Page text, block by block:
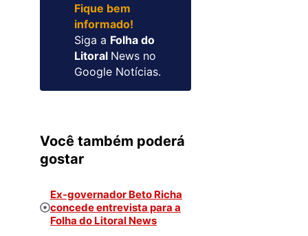
Fique bem
informado!
Siga a Folha do
Litoral News no
Google Notícias.
Você também poderá
gostar
Ex-governador Beto Richa
concede entrevista para a
Folha do Litoral News